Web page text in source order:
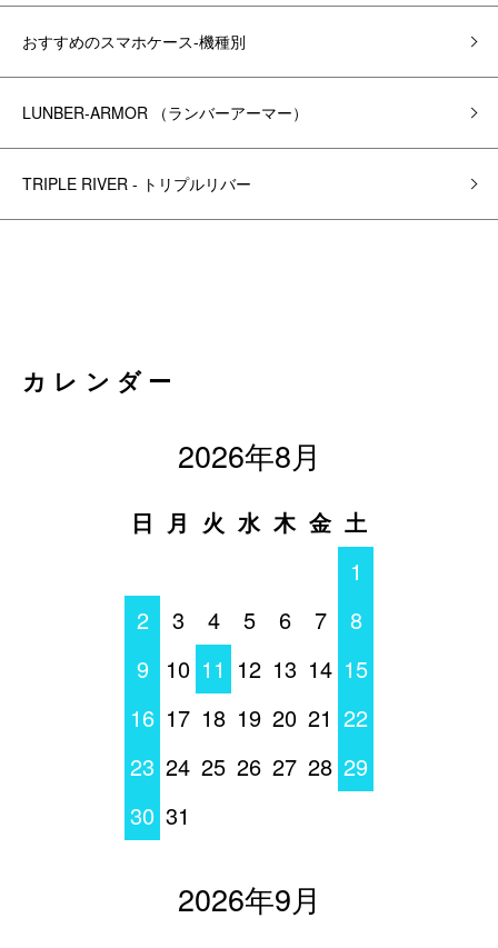
おすすめのスマホケース-機種別
LUNBER-ARMOR （ランバーアーマー）
TRIPLE RIVER - トリプルリバー
カレンダー
2026年8月
日 月 火 水 木 金 土
1
2
3 4 5 6 7
8
9
10 11 12 13 14 15
16 17 18 19 20 21 22
23 24 25 26 27 28 29
30 31
2026年9月